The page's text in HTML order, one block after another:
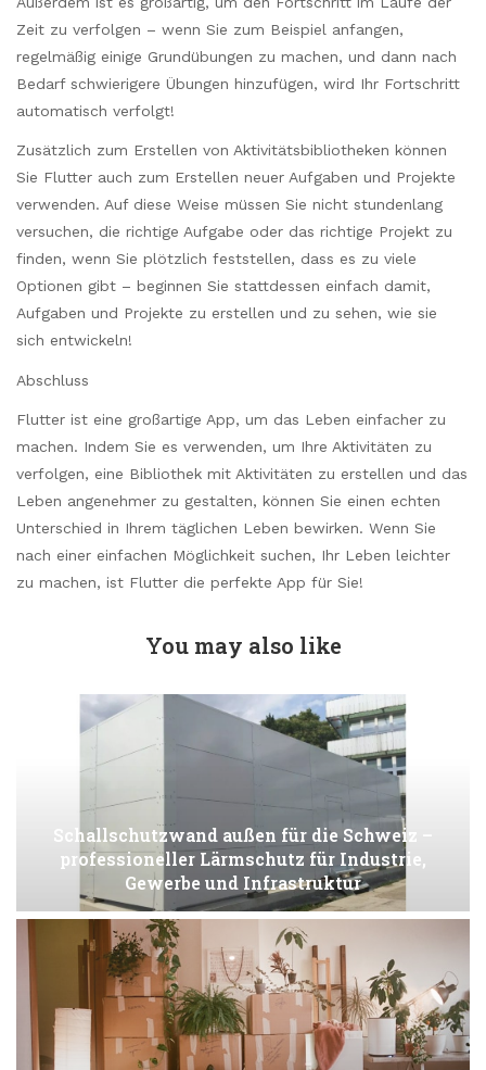
Zeit zu verfolgen – wenn Sie zum Beispiel anfangen,
regelmäßig einige Grundübungen zu machen, und dann nach
Bedarf schwierigere Übungen hinzufügen, wird Ihr Fortschritt
automatisch verfolgt!
Zusätzlich zum Erstellen von Aktivitätsbibliotheken können
Sie Flutter auch zum Erstellen neuer Aufgaben und Projekte
verwenden. Auf diese Weise müssen Sie nicht stundenlang
versuchen, die richtige Aufgabe oder das richtige Projekt zu
finden, wenn Sie plötzlich feststellen, dass es zu viele
Optionen gibt – beginnen Sie stattdessen einfach damit,
Aufgaben und Projekte zu erstellen und zu sehen, wie sie
sich entwickeln!
Abschluss
Flutter ist eine großartige App, um das Leben einfacher zu
machen. Indem Sie es verwenden, um Ihre Aktivitäten zu
verfolgen, eine Bibliothek mit Aktivitäten zu erstellen und das
Leben angenehmer zu gestalten, können Sie einen echten
Unterschied in Ihrem täglichen Leben bewirken. Wenn Sie
nach einer einfachen Möglichkeit suchen, Ihr Leben leichter
zu machen, ist Flutter die perfekte App für Sie!
You may also like
Schallschutzwand außen für die Schweiz –
professioneller Lärmschutz für Industrie,
Gewerbe und Infrastruktur